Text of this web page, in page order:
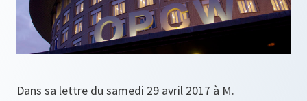
Dans sa lettre du samedi 29 avril 2017 à M.